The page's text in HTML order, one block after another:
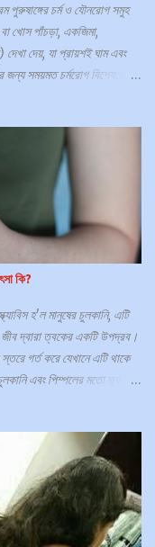
পুরুষাঙ্গের চর্ম ও যৌনরোগ সমুহ
খোস পাঁচড়া, একজিমা,
দেয়, যা প্রায়শই ঘাম এবং
সময়মত চর্মরোগ বিশেষজ্ঞের
অন্য কোথাও ত্বককে প্রভাবিত
সোরিয়াসিস এবং একজিমা ) বা
যৌনাঙ্গের চর্মরোগ
ও মানসিকভাবে অসুস্থ করে
ও পারিবারিক সমস্যা
কি?
হ'ল মানুষের চুলকানি, এটি
জীব দ্বারা ত্বকের একটি উপদ্রব।
গর্ত করে যেখানে এটি থাকে
এবং পিম্পলের মতো ত্বকের
এগুলি থেকে মুক্তি পাওয়ার
কি? স্ক্যাবিস হল একটি
বা মাইট দ্বারা সৃষ্ট হয়, যার
দেয়। এটি ত্বকের সাথে
ব্যক্তি এবং তার সমগ্র পরিবারের